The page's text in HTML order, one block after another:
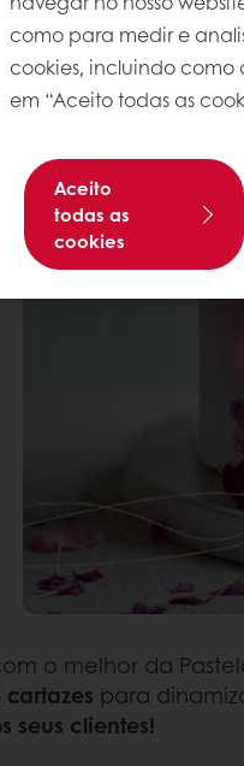
o melhor da
para
seus clientes!
como para medir e
cookies, incluindo como
em “Aceito todas as
Aceito
todas as
cookies